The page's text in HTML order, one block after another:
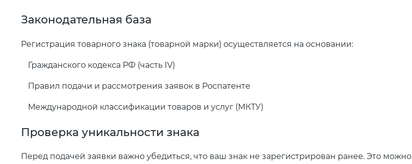
Законодательная база
Регистрация товарного знака (товарной марки) осуществляется на основании:
Гражданского кодекса РФ (часть IV)
Правил подачи и рассмотрения заявок в Роспатенте
Международной классификации товаров и услуг (МКТУ)
Проверка уникальности знака
Перед подачей заявки важно убедиться, что ваш знак не зарегистрирован ранее. Это можно